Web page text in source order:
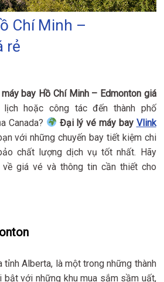
Chí Minh –
rẻ
bay Hồ Chí Minh – Edmonton giá
hoặc công tác đến thành phố
Canada?
Đại lý vé máy bay Vlink
với những chuyến bay tiết kiệm chi
chất lượng dịch vụ tốt nhất. Hãy
giá vé và thông tin cần thiết cho
tỉnh Alberta, là một trong những thành
bật với những khu mua sắm sầm uất,